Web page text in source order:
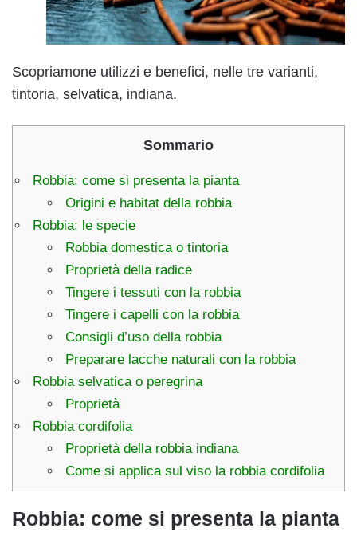
Scopriamone utilizzi e benefici, nelle tre varianti,
tintoria, selvatica, indiana.
Sommario
Robbia: come si presenta la pianta
Origini e habitat della robbia
Robbia: le specie
Robbia domestica o tintoria
Proprietà della radice
Tingere i tessuti con la robbia
Tingere i capelli con la robbia
Consigli d’uso della robbia
Preparare lacche naturali con la robbia
Robbia selvatica o peregrina
Proprietà
Robbia cordifolia
Proprietà della robbia indiana
Come si applica sul viso la robbia cordifolia
Robbia: come si presenta la pianta